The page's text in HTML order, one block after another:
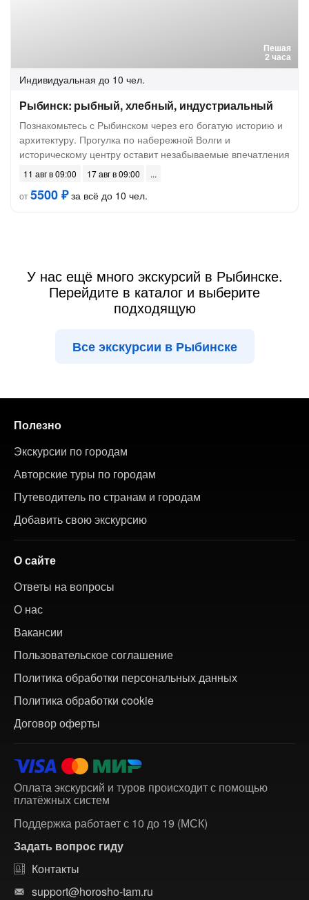
Пешая
2 часа
Индивидуальная до 10 чел.
Рыбинск: рыбный, хлебный, индустриальный
Познакомьтесь с Рыбинском через его богатую историю и
архитектуру. Прогулка по набережной Волги и
историческому центру оставит незабываемые впечатления
11 авг в 09:00
17 авг в 09:00
от5500 ₽за всё до 10 чел.
У нас ещё много экскурсий в Рыбинске.
Перейдите в каталог и выберите
подходящую
Все экскурсии в Рыбинске
Полезно
Экскурсии по городам
Авторские туры по городам
Путеводитель по странам и городам
Добавить свою экскурсию
О сайте
Ответы на вопросы
О нас
Вакансии
Пользовательское соглашение
Политика обработки персональных данных
Политика обработки cookie
Договор оферты
Оплата экскурсий и туров происходит с помощью
платёжных систем
Поддержка работает с 10 до 19 (МСК)
Задать вопрос гиду
Контакты
support@horosho-tam.ru